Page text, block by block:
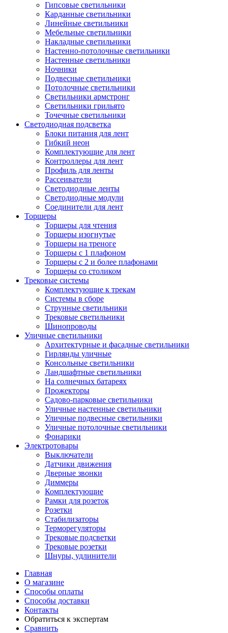
Гипсовые светильники
Карданные светильники
Линейные светильники
Мебельные светильники
Накладные светильники
Настенно-потолочные светильники
Настенные светильники
Ночники
Подвесные светильники
Потолочные светильники
Светильники армстронг
Светильники грильято
Точечные светильники
Светодиодная подсветка
Блоки питания для лент
Гибкий неон
Комплектующие для лент
Контроллеры для лент
Профиль для ленты
Рассеиватели
Светодиодные ленты
Светодиодные модули
Соединители для лент
Торшеры
Торшеры для чтения
Торшеры изогнутые
Торшеры на треноге
Торшеры с 1 плафоном
Торшеры с 2 и более плафонами
Торшеры со столиком
Трековые системы
Комплектующие к трекам
Системы в сборе
Струнные светильники
Трековые светильники
Шинопроводы
Уличные светильники
Архитектурные и фасадные светильники
Гирлянды уличные
Консольные светильники
Ландшафтные светильники
На солнечных батареях
Прожекторы
Садово-парковые светильники
Уличные настенные светильники
Уличные подвесные светильники
Уличные потолочные светильники
Фонарики
Электротовары
Выключатели
Датчики движения
Дверные звонки
Диммеры
Комплектующие
Рамки для розеток
Розетки
Стабилизаторы
Терморегуляторы
Трековые подсветки
Трековые розетки
Шнуры, удлинители
Главная
О магазине
Способы оплаты
Способы доставки
Контакты
Обратиться к экспертам
Сравнить